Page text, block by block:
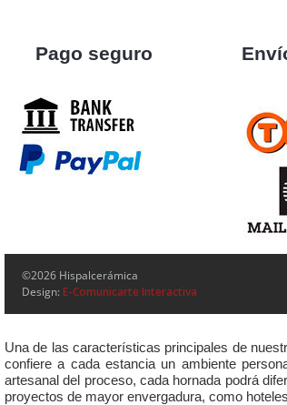
Pago seguro
©2026 Hispalcerámica
Design: E-Comunicarte Interactiva
Una de las características principales de
confiere a cada estancia un ambiente
artesanal del proceso, cada hornada podrá
proyectos de mayor envergadura, como